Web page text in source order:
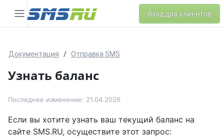
Вход для клиентов
Документация Отправка SMS
Узнать баланс
Последнее изменение: 21.04.2026
Если вы хотите узнать ваш текущий баланс на
сайте SMS.RU, осуществите этот запрос: